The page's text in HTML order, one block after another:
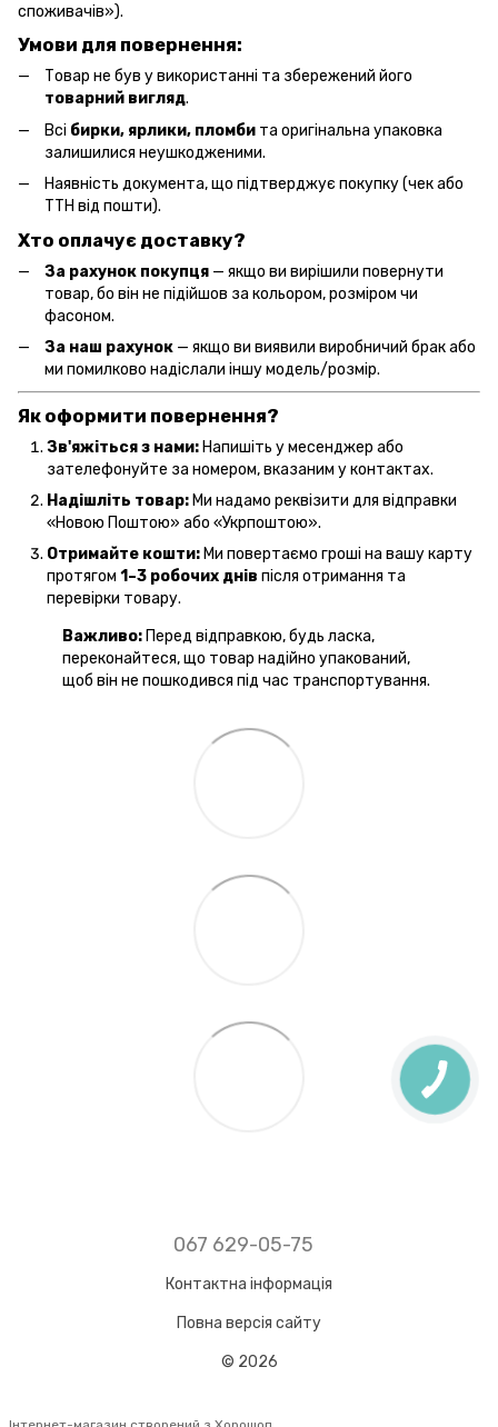
споживачів»).
Умови для повернення:
Товар не був у використанні та збережений його
товарний вигляд.
Всі бирки, ярлики, пломби та оригінальна упаковка
залишилися неушкодженими.
Наявність документа, що підтверджує покупку (чек або
ТТН від пошти).
Хто оплачує доставку?
За рахунок покупця — якщо ви вирішили повернути
товар, бо він не підійшов за кольором, розміром чи
фасоном.
За наш рахунок — якщо ви виявили виробничий брак або
ми помилково надіслали іншу модель/розмір.
Як оформити повернення?
Зв'яжіться з нами: Напишіть у месенджер або
зателефонуйте за номером, вказаним у контактах.
Надішліть товар: Ми надамо реквізити для відправки
«Новою Поштою» або «Укрпоштою».
Отримайте кошти: Ми повертаємо гроші на вашу карту
протягом 1–3 робочих днів після отримання та
перевірки товару.
Важливо: Перед відправкою, будь ласка,
переконайтеся, що товар надійно упакований,
щоб він не пошкодився під час транспортування.
067 629-05-75
Контактна інформація
Повна версія сайту
© 2026